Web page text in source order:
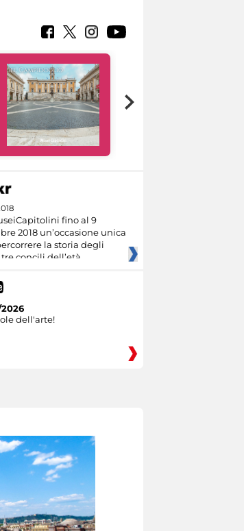
fino al 9
2018 un’occasione unica
la storia degli
concili dell’età
dell'arte!